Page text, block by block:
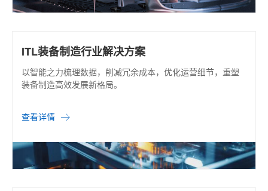
ITL装备制造行业解决方案
以智能之力梳理数据，削减冗余成本，优化运营细节，重塑
装备制造高效发展新格局。
查看详情